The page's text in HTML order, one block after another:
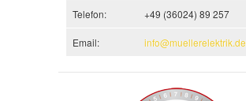
Telefon: +49 (36024) 89 257
Email: info@muellerelektrik.de